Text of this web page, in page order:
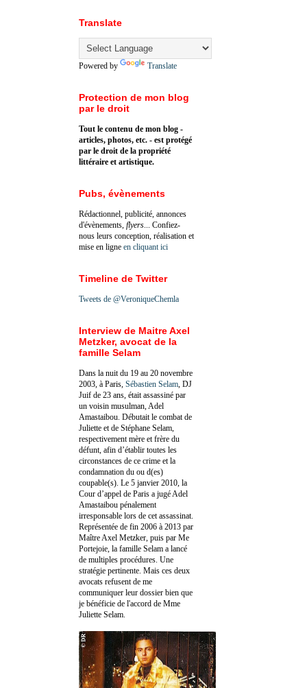
Translate
Powered by Translate
Protection de mon blog
par le droit
Tout le contenu de mon blog -
articles, photos, etc. - est protégé
par le droit de la propriété
littéraire et artistique.
Pubs, évènements
Rédactionnel, publicité, annonces
d'évènements, flyers ... Confiez-
nous leurs conception, réalisation et
mise en ligne en cliquant ici
Timeline de Twitter
Tweets de @VeroniqueChemla
Interview de Maitre Axel
Metzker, avocat de la
famille Selam
Dans la nuit du 19 au 20 novembre
2003, à Paris, Sébastien Selam , DJ
Juif de 23 ans, était assassiné par
un voisin musulman, Adel
Amastaibou. Débutait le combat de
Juliette et de Stéphane Selam,
respectivement mère et frère du
défunt, afin d’établir toutes les
circonstances de ce crime et la
condamnation du ou d(es)
coupable(s). Le 5 janvier 2010, la
Cour d’appel de Paris a jugé Adel
Amastaibou pénalement
irresponsable lors de cet assassinat.
Représentée de fin 2006 à 2013 par
Maître Axel Metzker, puis par Me
Portejoie, la famille Selam a lancé
de multiples procédures. Une
stratégie pertinente. Mais ces deux
avocats refusent de me
communiquer leur dossier bien que
je bénéficie de l'accord de Mme
Juliette Selam.